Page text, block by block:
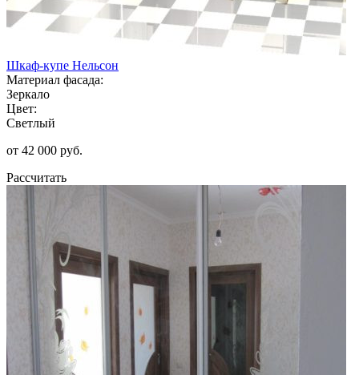
Шкаф-купе Нельсон
Материал фасада:
Зеркало
Цвет:
Светлый
от 42 000 руб.
Рассчитать